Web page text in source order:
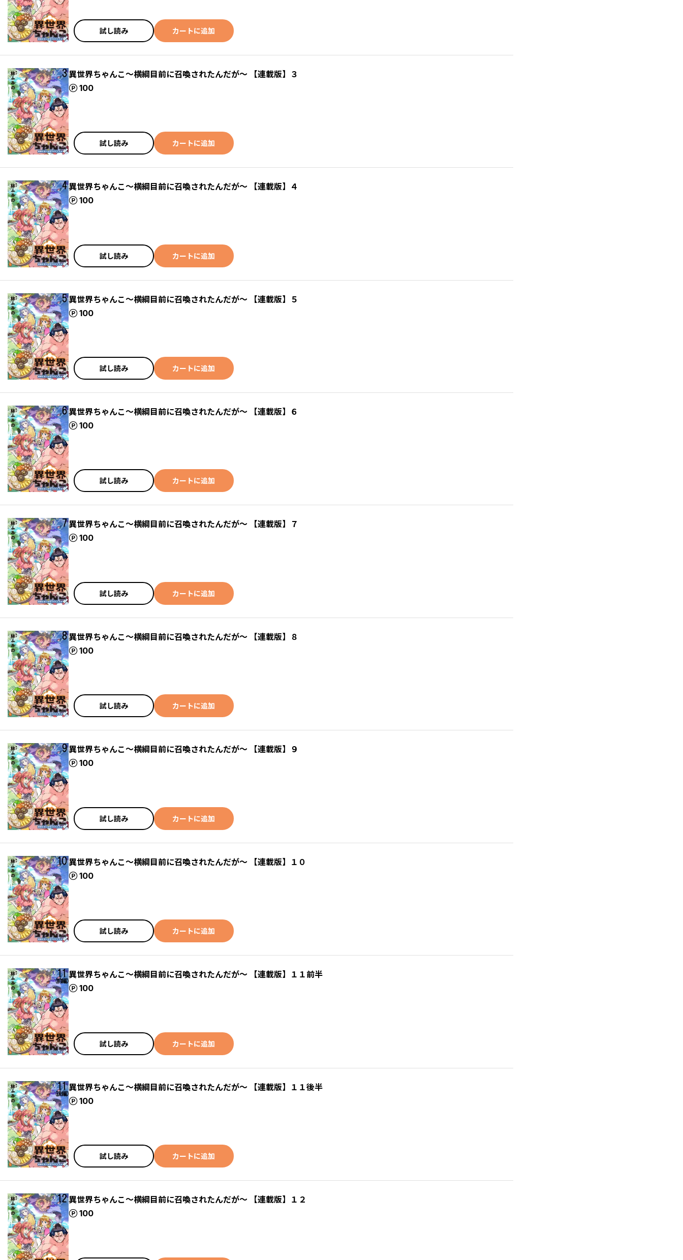
試し読み カートに追加
異世界ちゃんこ～横綱目前に召喚されたんだが～ 【連載版】３
100
ポイント
試し読み カートに追加
異世界ちゃんこ～横綱目前に召喚されたんだが～ 【連載版】４
100
ポイント
試し読み カートに追加
異世界ちゃんこ～横綱目前に召喚されたんだが～ 【連載版】５
100
ポイント
試し読み カートに追加
異世界ちゃんこ～横綱目前に召喚されたんだが～ 【連載版】６
100
ポイント
試し読み カートに追加
異世界ちゃんこ～横綱目前に召喚されたんだが～ 【連載版】７
100
ポイント
試し読み カートに追加
異世界ちゃんこ～横綱目前に召喚されたんだが～ 【連載版】８
100
ポイント
試し読み カートに追加
異世界ちゃんこ～横綱目前に召喚されたんだが～ 【連載版】９
100
ポイント
試し読み カートに追加
異世界ちゃんこ～横綱目前に召喚されたんだが～ 【連載版】１０
100
ポイント
試し読み カートに追加
異世界ちゃんこ～横綱目前に召喚されたんだが～ 【連載版】１１前半
100
ポイント
試し読み カートに追加
異世界ちゃんこ～横綱目前に召喚されたんだが～ 【連載版】１１後半
100
ポイント
試し読み カートに追加
異世界ちゃんこ～横綱目前に召喚されたんだが～ 【連載版】１２
100
ポイント